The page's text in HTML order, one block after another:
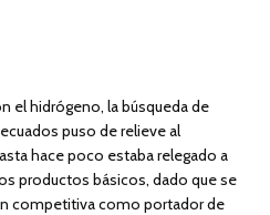
el hidrógeno, la búsqueda de
puso de relieve al
hace poco estaba relegado a
productos básicos, dado que se
competitiva como portador de